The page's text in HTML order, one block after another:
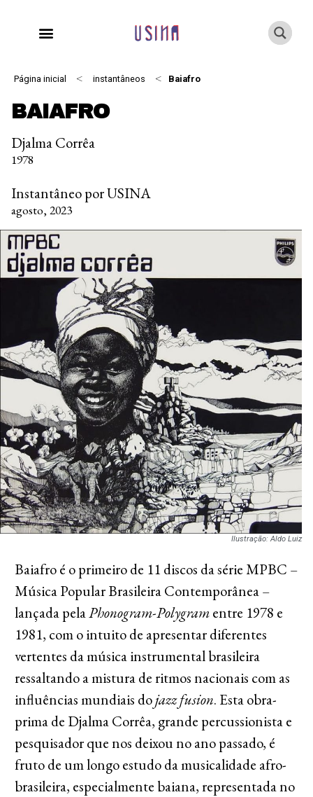
Página inicial < instantâneos < Baiafro
BAIAFRO
Djalma Corrêa
1978
Instantâneo por USINA
agosto, 2023
Ilustração: Aldo Luiz
Baiafro é o primeiro de 11 discos da série MPBC –
Música Popular Brasileira Contemporânea –
lançada pelaPhonogram-Polygramentre 1978 e
1981, com o intuito de apresentar diferentes
vertentes da música instrumental brasileira
ressaltando a mistura de ritmos nacionais com as
influências mundiais dojazz fusion. Esta obra-
prima de Djalma Corrêa, grande percussionista e
pesquisador que nos deixou no ano passado, é
fruto de um longo estudo da musicalidade afro-
brasileira, especialmente baiana, representada no